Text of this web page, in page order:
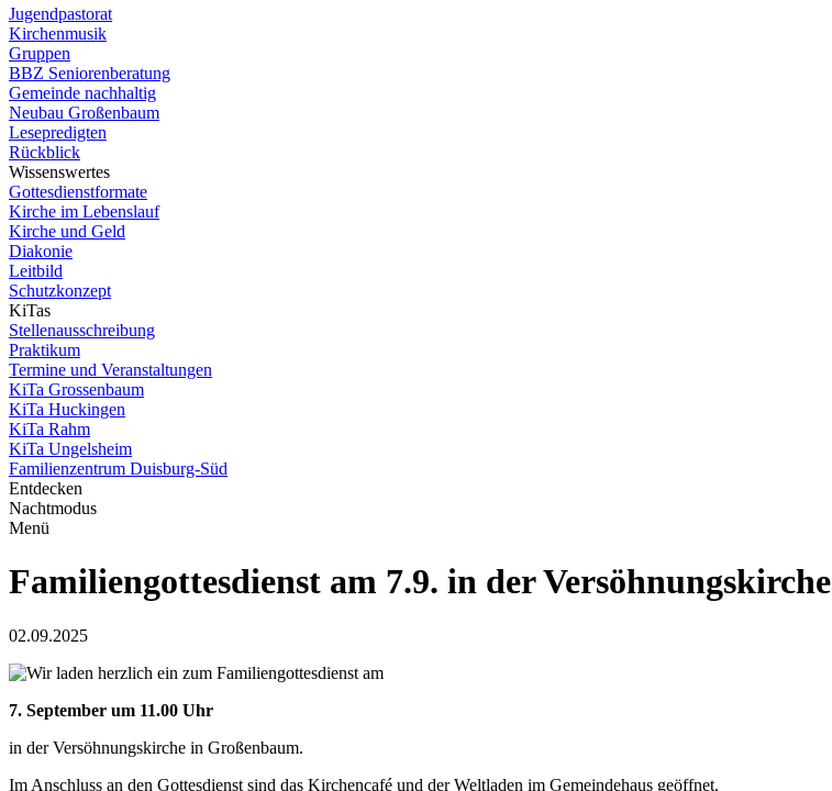
Jugendpastorat
Kirchenmusik
Gruppen
BBZ Seniorenberatung
Gemeinde nachhaltig
Neubau Großenbaum
Lesepredigten
Rückblick
Wissenswertes
Gottesdienstformate
Kirche im Lebenslauf
Kirche und Geld
Diakonie
Leitbild
Schutzkonzept
KiTas
Stellenausschreibung
Praktikum
Termine und Veranstaltungen
KiTa Grossenbaum
KiTa Huckingen
KiTa Rahm
KiTa Ungelsheim
Familienzentrum Duisburg-Süd
Entdecken
Nachtmodus
Menü
Familiengottesdienst am 7.9. in der Versöhnungskirche
02.09.2025
Wir laden herzlich ein zum Familiengottesdienst am
7. September um 11.00 Uhr
in der Versöhnungskirche in Großenbaum.
Im Anschluss an den Gottesdienst sind das Kirchencafé und der Weltladen im Gemeindehaus geöffnet.